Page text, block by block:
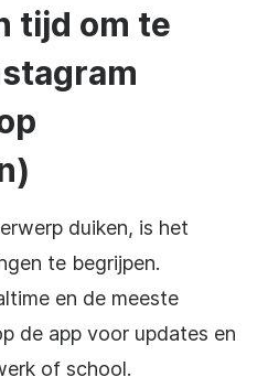
tijd om te
duiken, is het
te begrijpen.
en de meeste
de app voor updates en
of school.